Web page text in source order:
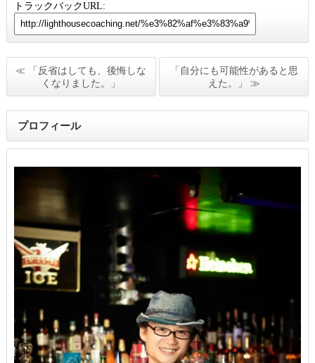
トラックバックURL:
≪ 「反省はしても、後悔しな
くなりました。」
「自分にも可能性があると思
えた。」 ≫
プロフィール